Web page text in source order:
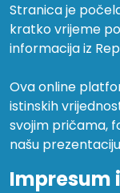
Stranica je
kratko vrijeme
informacija iz
Ova online
istinskih
svojim pričama,
našu
Impresum